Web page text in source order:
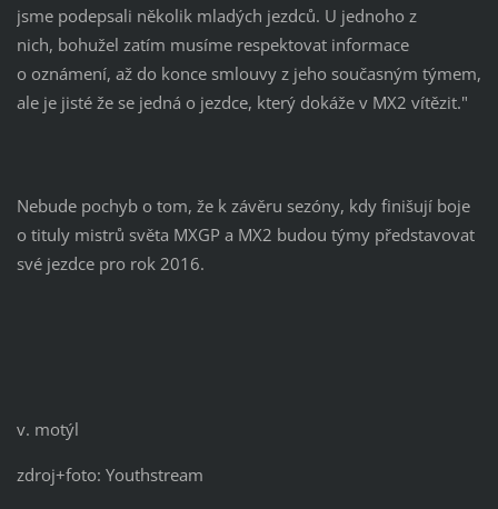
jsme podepsali několik mladých jezdců. U jednoho z
nich, bohužel zatím musíme respektovat informace
o oznámení, až do konce smlouvy z jeho současným týmem,
ale je jisté že se jedná o jezdce, který dokáže v MX2 vítězit."
Nebude pochyb o tom, že k závěru sezóny, kdy finišují boje
o tituly mistrů světa MXGP a MX2 budou týmy představovat
své jezdce pro rok 2016.
v. motýl
zdroj+foto: Youthstream